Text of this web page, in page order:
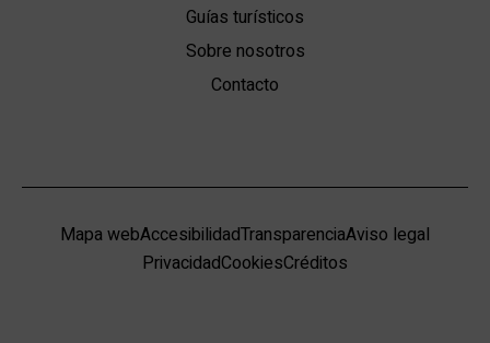
Guías turísticos
Sobre nosotros
Contacto
Mapa webAccesibilidadTransparenciaAviso legal
PrivacidadCookiesCréditos